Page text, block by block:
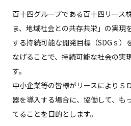
百十四グループである百十四リース
ま、地域社会との共存共栄」の実現
する持続可能な開発目標（SDGｓ）
なげることで、持続可能な社会の実
す。
中小企業等の皆様がリースによりＳ
器を導入する場合に、協働して、も
てることを目的とします。